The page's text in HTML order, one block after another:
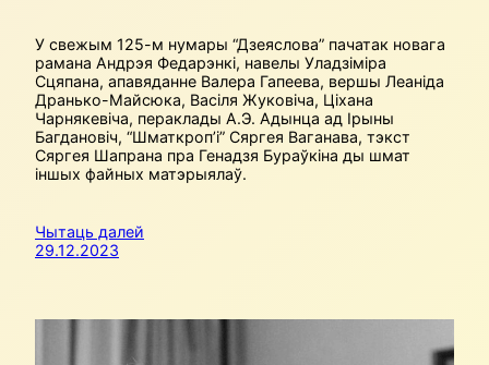
У свежым 125-м нумары “Дзеяслова” пачатак новага
рамана Андрэя Федарэнкі, навелы Уладзіміра
Сцяпана, апавяданне Валера Гапеева, вершы Леаніда
Дранько-Майсюка, Васіля Жуковіча, Ціхана
Чарнякевіча, пераклады А.Э. Адынца ад Ірыны
Багдановіч, “Шматкроп’і” Сяргея Ваганава, тэкст
Сяргея Шапрана пра Генадзя Бураўкіна ды шмат
іншых файных матэрыялаў.
Чытаць далей
29.12.2023